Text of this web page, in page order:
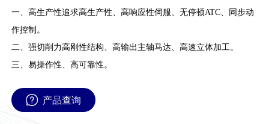
一、高生产性追求高生产性、高响应性伺服、无停顿ATC、同步动
作控制。
二、强切削力高刚性结构、高输出主轴马达、高速立体加工。
三、易操作性、高可靠性。
产品查询